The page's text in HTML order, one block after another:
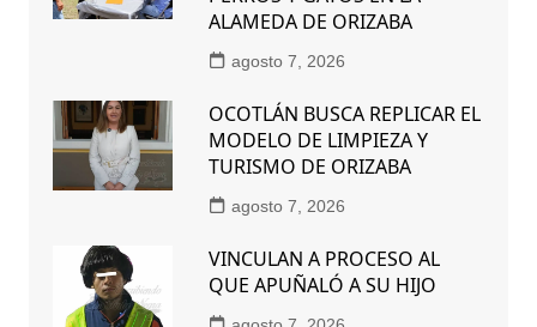
ALAMEDA DE ORIZABA
agosto 7, 2026
OCOTLÁN BUSCA REPLICAR EL
MODELO DE LIMPIEZA Y
TURISMO DE ORIZABA
agosto 7, 2026
VINCULAN A PROCESO AL
QUE APUÑALÓ A SU HIJO